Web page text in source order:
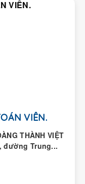
VIÊN.
THÀNH VIỆT
đường Trung...